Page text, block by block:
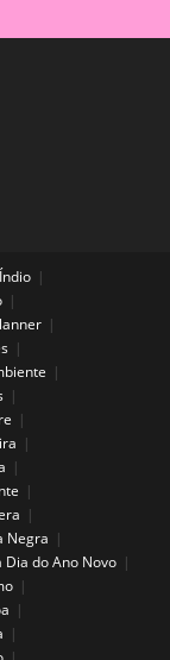
Negra
do Ano Novo